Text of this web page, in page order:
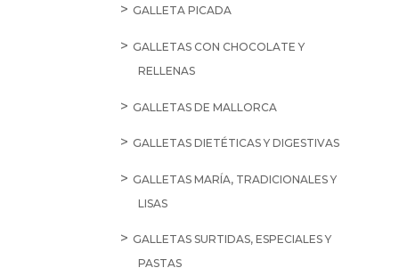
GALLETA PICADA
GALLETAS CON CHOCOLATE Y
RELLENAS
GALLETAS DE MALLORCA
GALLETAS DIETÉTICAS Y DIGESTIVAS
GALLETAS MARÍA, TRADICIONALES Y
LISAS
GALLETAS SURTIDAS, ESPECIALES Y
PASTAS